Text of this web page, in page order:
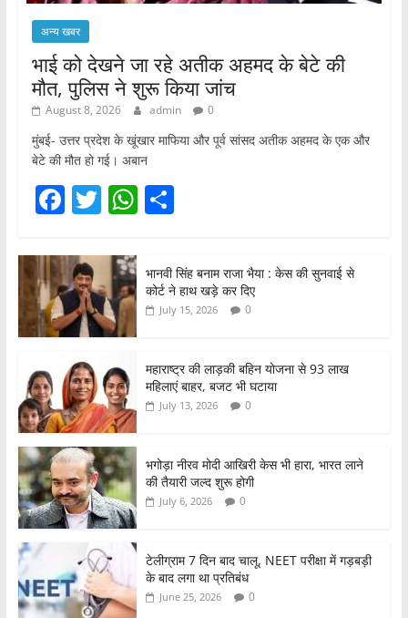
अन्य खबर
भाई को देखने जा रहे अतीक अहमद के बेटे की
मौत, पुलिस ने शुरू किया जांच
August 8, 2026 admin 0
मुंबई- उत्तर प्रदेश के खूंखार माफिया और पूर्व सांसद अतीक अहमद के एक और
बेटे की मौत हो गई। अबान
F
c
e
b
o
o
k
T
itt
er
W
s
A
p
S
ar
e
भानवी सिंह बनाम राजा भैया : केस की सुनवाई से
कोर्ट ने हाथ खड़े कर दिए
July 15, 2026 0
महाराष्ट्र की लाड़की बहिन योजना से 93 लाख
महिलाएं बाहर, बजट भी घटाया
July 13, 2026 0
भगोड़ा नीरव मोदी आखिरी केस भी हारा, भारत लाने
की तैयारी जल्द शुरू होगी
July 6, 2026 0
टेलीग्राम 7 दिन बाद चालू, NEET परीक्षा में गड़बड़ी
के बाद लगा था प्रतिबंध
June 25, 2026 0